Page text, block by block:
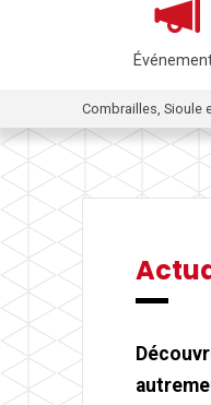
Combrailles, Sioule